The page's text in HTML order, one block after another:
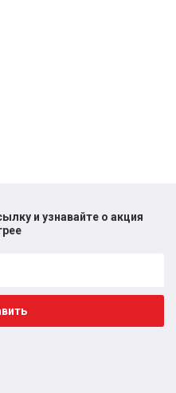
и узнавайте о акция